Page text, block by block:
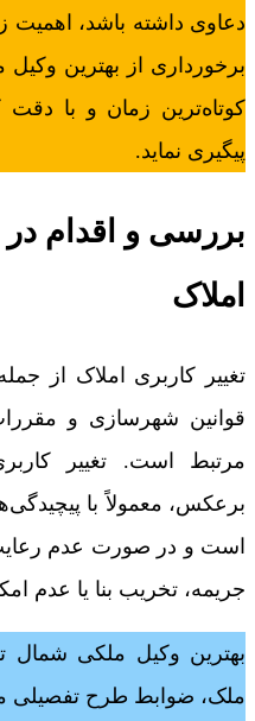
دعاوی داشته باشد، اهمیت
برخورداری از بهترین
کوتاه‌ترین زمان و با دقت
پیگیری نماید.
بررسی و اقدام در
املاک
تغییر کاربری املاک از
مرتبط است. تغییر
برعکس، معمولاً با
است و در صورت عدم
جریمه، تخریب بنا یا عدم
بهترین وکیل ملکی شمال
ملک، ضوابط طرح تفصیلی